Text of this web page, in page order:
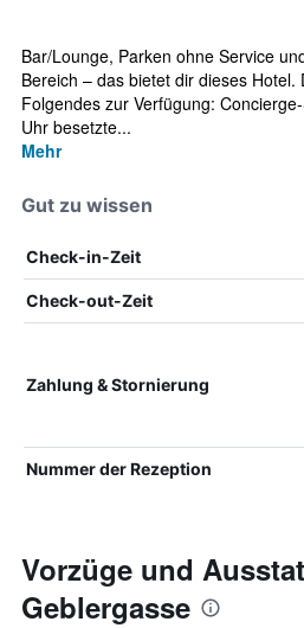
Bar/Lounge, Parken ohne Service
Bereich – das bietet dir dieses
Folgendes zur Verfügung:
Uhr besetzte...
Mehr
Gut zu wissen
Check-in-Zeit
Check-out-Zeit
Zahlung & Stornierung
Nummer der Rezeption
Vorzüge und
Geblergasse